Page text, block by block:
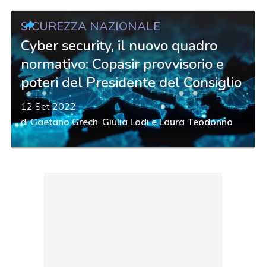
SICUREZZA NAZIONALE
Cyber security, il nuovo quadro
normativo: Copasir provvisorio e
poteri del Presidente del Consiglio
12 Set 2022
diGaetano Grech, Giulia Lodi e Laura Teodonno